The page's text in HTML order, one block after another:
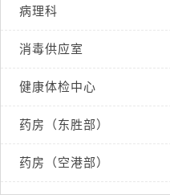
病理科
消毒供应室
健康体检中心
药房（东胜部）
药房（空港部）